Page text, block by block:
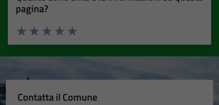
pagina?
Valuta 5 stelle su 5
Valuta 4 stelle su 5
Valuta 3 stelle su 5
Valuta 2 stelle su 5
Valuta 1 stelle su 5
Contatta il Comune